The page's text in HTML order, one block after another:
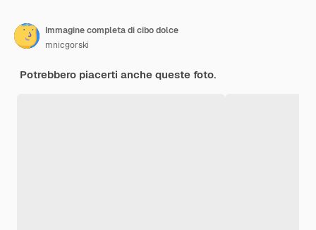
Immagine completa di cibo dolce
mnicgorski
Potrebbero piacerti anche queste foto.